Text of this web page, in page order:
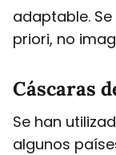
adaptable.
priori, no
Cáscaras
Se han
algunos